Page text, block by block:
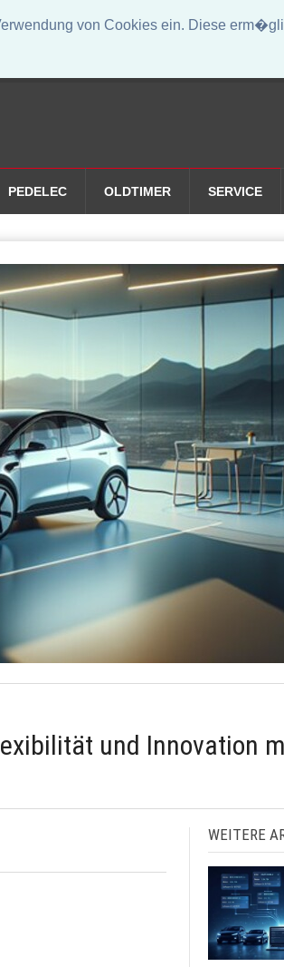
von Cookies ein. Diese
PEDELEC OLDTIMER SERVICE
und Innovation
WEITERE